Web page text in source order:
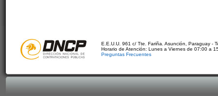
E.E.U.U. 961 c/ Tte. Fariña. Asunción, Paraguay -
Horario de Atención: Lunes a Viernes de 07:00 a
Preguntas Frecuentes